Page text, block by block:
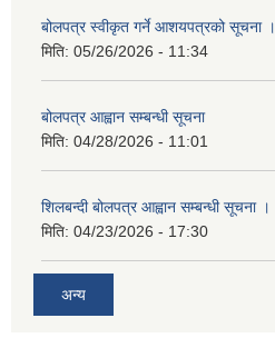
बोलपत्र स्वीकृत गर्ने आशयपत्रको सूचना ।
मिति: 05/26/2026 - 11:34
बोलपत्र आह्वान सम्बन्धी सूचना
मिति: 04/28/2026 - 11:01
शिलबन्दी बोलपत्र आह्वान सम्बन्धी सूचना ।
मिति: 04/23/2026 - 17:30
अन्य